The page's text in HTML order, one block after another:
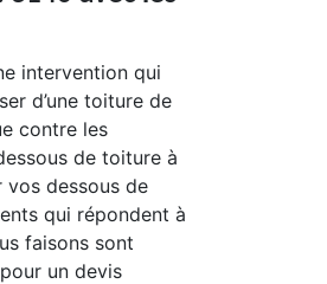
intervention qui
d’une toiture de
contre les
de toiture à
vos dessous de
qui répondent à
faisons sont
un devis